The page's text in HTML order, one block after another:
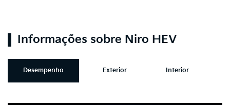
Informações sobre Niro HEV
Desempenho Exterior Interior